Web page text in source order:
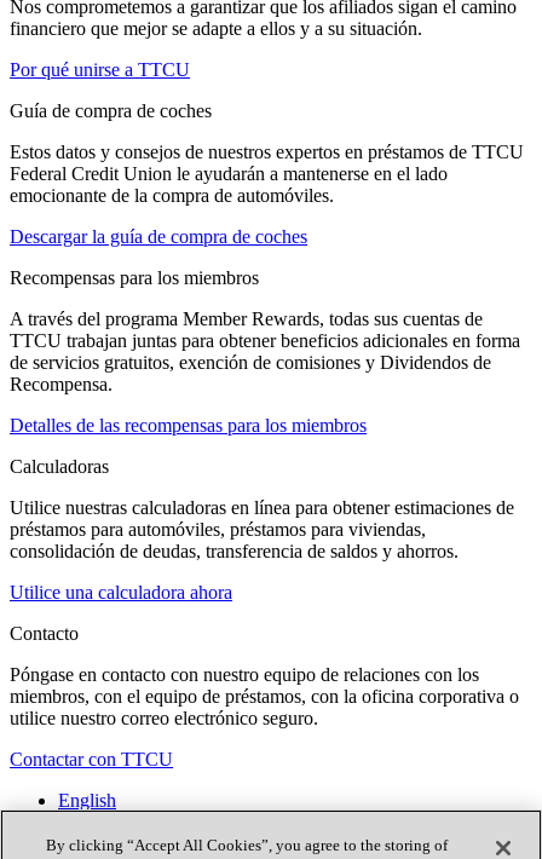
Nos comprometemos a garantizar que los afiliados sigan el camino
financiero que mejor se adapte a ellos y a su situación.
Por qué unirse a TTCU
Guía de compra de coches
Estos datos y consejos de nuestros expertos en préstamos de TTCU
Federal Credit Union le ayudarán a mantenerse en el lado
emocionante de la compra de automóviles.
Descargar la guía de compra de coches
Recompensas para los miembros
A través del programa Member Rewards, todas sus cuentas de
TTCU trabajan juntas para obtener beneficios adicionales en forma
de servicios gratuitos, exención de comisiones y Dividendos de
Recompensa.
Detalles de las recompensas para los miembros
Calculadoras
Utilice nuestras calculadoras en línea para obtener estimaciones de
préstamos para automóviles, préstamos para viviendas,
consolidación de deudas, transferencia de saldos y ahorros.
Utilice una calculadora ahora
Contacto
Póngase en contacto con nuestro equipo de relaciones con los
miembros, con el equipo de préstamos, con la oficina corporativa o
utilice nuestro correo electrónico seguro.
Contactar con TTCU
English
Ubicaciones
By clicking “Accept All Cookies”, you agree to the storing of